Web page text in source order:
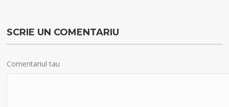
SCRIE UN COMENTARIU
Comentariul tau